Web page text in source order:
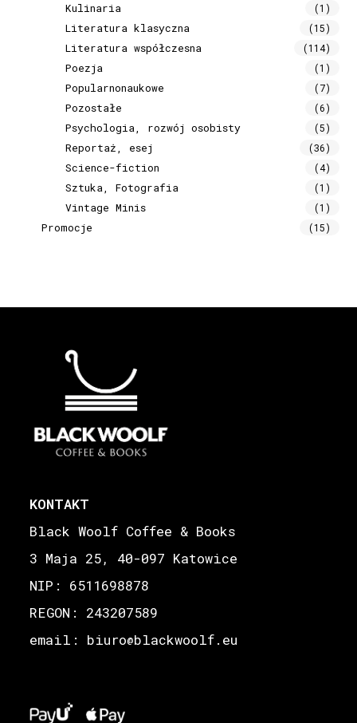
Kulinaria (1)
Literatura klasyczna (15)
Literatura współczesna (114)
Poezja (1)
Popularnonaukowe (7)
Pozostałe (6)
Psychologia, rozwój osobisty (5)
Reportaż, esej (36)
Science-fiction (4)
Sztuka, Fotografia (1)
Vintage Minis (1)
Promocje (15)
KONTAKT
Black Woolf Coffee & Books
3 Maja 25, 40-097 Katowice
NIP: 6511698878
REGON: 243207589
email: biuro@blackwoolf.eu